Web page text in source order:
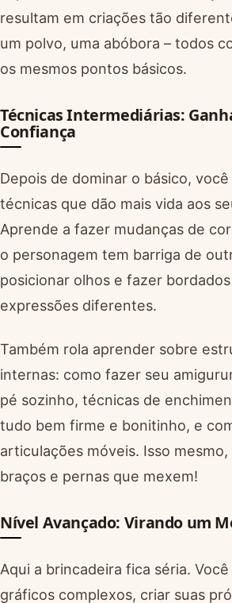
resultam em criações tão
um polvo, uma abóbora – todos
os mesmos pontos básicos.
Técnicas Intermediárias:
Confiança
Depois de dominar o básico,
técnicas que dão mais vida aos
Aprende a fazer mudanças de
o personagem tem barriga de
posicionar olhos e fazer
expressões diferentes.
Também rola aprender sobre
internas: como fazer seu
pé sozinho, técnicas de
tudo bem firme e bonitinho, e
articulações móveis. Isso
braços e pernas que mexem!
Nível Avançado: Virando um
Aqui a brincadeira fica séria.
gráficos complexos, criar suas